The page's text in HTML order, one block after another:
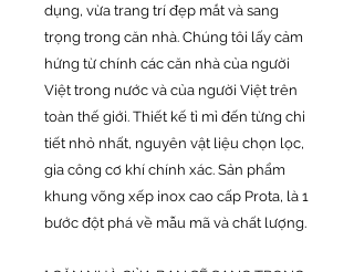
dụng, vừa trang trí đẹp mắt và sang
trọng trong căn nhà. Chúng tôi lấy cảm
hứng từ chính các căn nhà của người
Việt trong nước và của người Việt trên
toàn thế giới. Thiết kế tỉ mỉ đến từng chi
tiết nhỏ nhất, nguyên vật liệu chọn lọc,
gia công cơ khí chính xác. Sản phẩm
khung võng xếp inox cao cấp Prota, là 1
bước đột phá về mẫu mã và chất lượng.